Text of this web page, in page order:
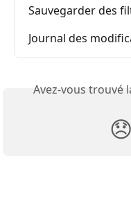
Sauvegarder des
Journal des
Avez-vous trouvé
😞